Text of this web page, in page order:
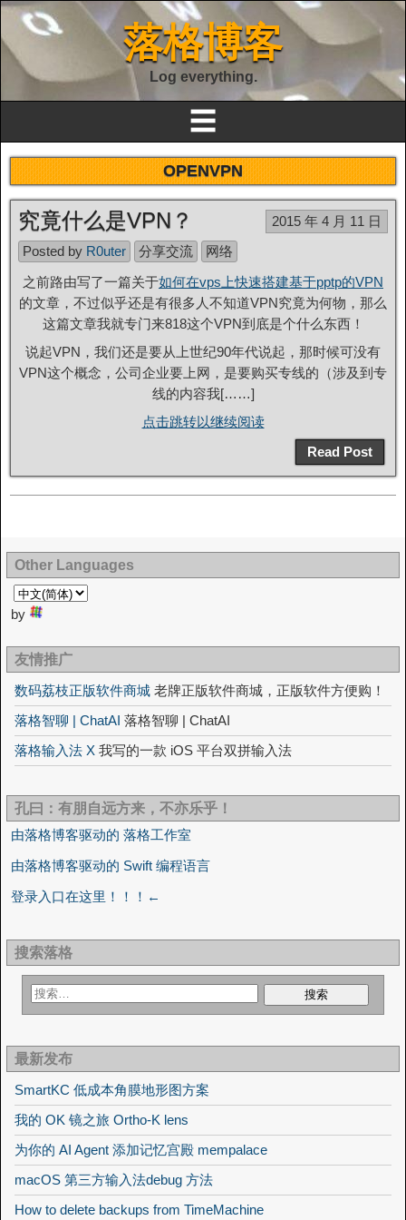
落格博客
Log everything.
☰
OPENVPN
究竟什么是VPN？
2015 年 4 月 11 日
Posted by R0uter 分享交流
网络
之前路由写了一篇关于如何在vps上快速搭建基于pptp的VPN
的文章，不过似乎还是有很多人不知道VPN究竟为何物，那么
这篇文章我就专门来818这个VPN到底是个什么东西！
说起VPN，我们还是要从上世纪90年代说起，那时候可没有
VPN这个概念，公司企业要上网，是要购买专线的（涉及到专
线的内容我[……]
点击跳转以继续阅读
Read Post
Other Languages
by
友情推广
数码荔枝正版软件商城 老牌正版软件商城，正版软件方便购！
落格智聊 | ChatAI 落格智聊 | ChatAI
落格输入法 X 我写的一款 iOS 平台双拼输入法
孔曰：有朋自远方来，不亦乐乎！
由落格博客驱动的 落格工作室
由落格博客驱动的 Swift 编程语言
登录入口在这里！！！←
搜索落格
最新发布
SmartKC 低成本角膜地形图方案
我的 OK 镜之旅 Ortho-K lens
为你的 AI Agent 添加记忆宫殿 mempalace
macOS 第三方输入法debug 方法
How to delete backups from TimeMachine